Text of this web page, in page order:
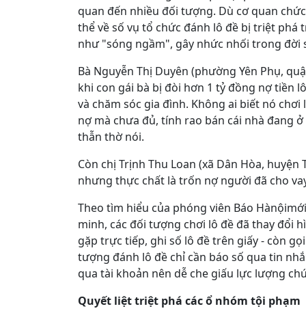
quan đến nhiều đối tượng. Dù cơ quan
thể về số vụ tổ chức đánh lô đề bị triệt phá
như "sóng ngầm", gây nhức nhối trong đời
Bà Nguyễn Thị Duyên (phường Yên Phụ,
khi con gái bà bị đòi hơn 1 tỷ đồng nợ tiền
và chăm sóc gia đình. Không ai biết nó
nợ mà chưa đủ, tính rao bán cái nhà đang
thẫn thờ nói.
Còn chị Trịnh Thu Loan (xã Dân Hòa,
nhưng thực chất là trốn nợ người đã cho
Theo tìm hiểu của phóng viên Báo
minh, các đối tượng chơi lô đề đã thay đổi
gặp trực tiếp, ghi số lô đề trên giấy - còn gọi
tượng đánh lô đề chỉ cần báo số qua tin
qua tài khoản nên dễ che giấu lực lượng
Quyết liệt triệt phá các ổ nhóm tội phạm